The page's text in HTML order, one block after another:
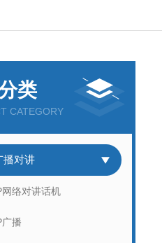
类
CATEGORY
播对讲
网络对讲话机
广播